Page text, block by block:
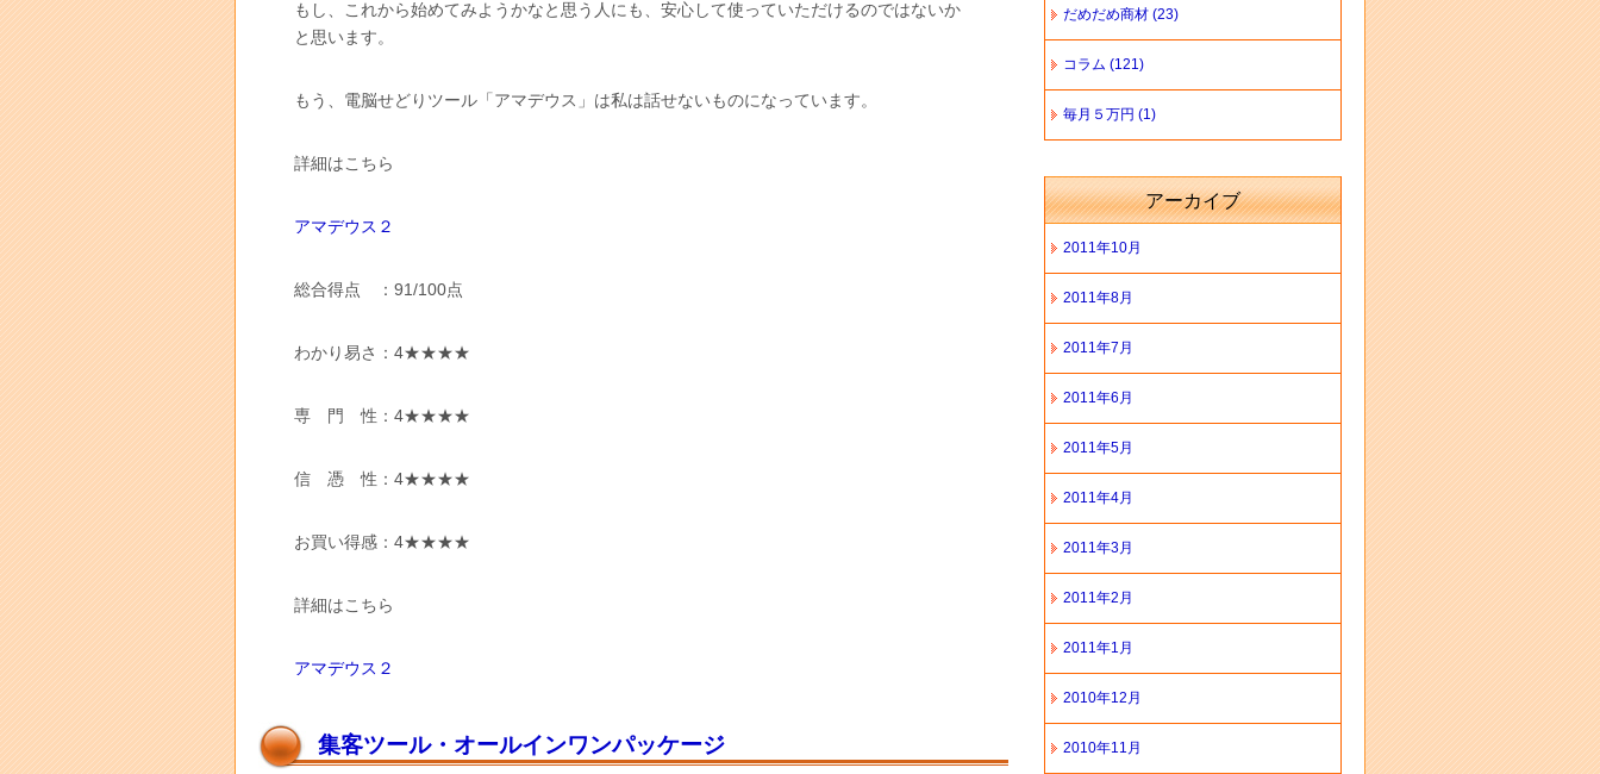
もし、これから始めてみようかなと思う人にも、安心して使っていただけるのではないか
と思います。
もう、電脳せどりツール「アマデウス」は私は話せないものになっています。
詳細はこちら
アマデウス２
総合得点 ：91/100点
わかり易さ：4★★★★
専 門 性：4★★★★
信 憑 性：4★★★★
お買い得感：4★★★★
詳細はこちら
アマデウス２
集客ツール・オールインワンパッケージ
だめだめ商材 (23)
コラム (121)
毎月５万円 (1)
アーカイブ
2011年10月
2011年8月
2011年7月
2011年6月
2011年5月
2011年4月
2011年3月
2011年2月
2011年1月
2010年12月
2010年11月